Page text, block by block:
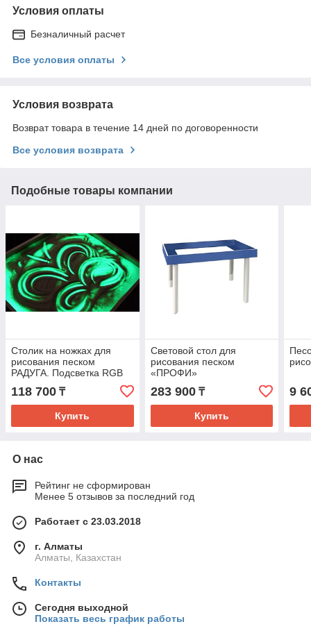
Условия оплаты
Безналичный расчет
Все условия оплаты
Условия возврата
Возврат товара в течение 14 дней по договоренности
Все условия возврата
Подобные товары компании
Столик на ножках для
рисования песком
РАДУГА. Подсветка RGB
118 700 ₸
Купить
Световой стол для
рисования песком
«ПРОФИ»
283 900₸
Купить
9
О нас
Рейтинг не сформирован
Менее 5 отзывов за последний год
Работает с 23.03.2018
г. Алматы
Алматы, Казахстан
Контакты
Сегодня выходной
Показать весь график работы